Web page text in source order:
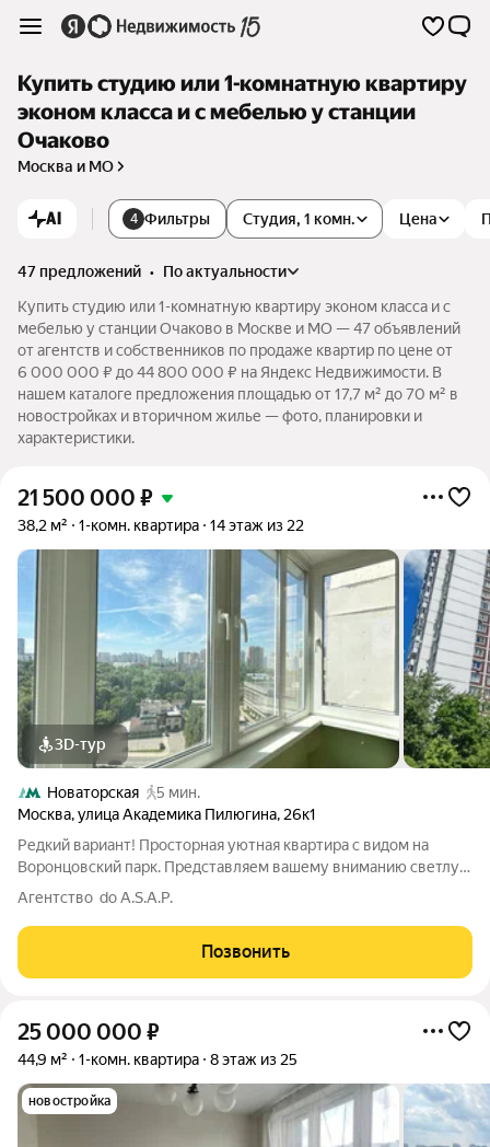
Купить студию или 1-комнатную квартиру
эконом класса и с мебелью у станции
Очаково
Москва и МО
AI 4 Фильтры Студия, 1 комн. Цена
47 предложений •
по актуальности
Купить студию или 1-комнатную квартиру эконом класса и с
мебелью у станции Очаково в Москве и МО — 47 объявлений
от агентств и собственников по продаже квартир по цене от
6 000 000 ₽ до 44 800 000 ₽ на Яндекс Недвижимости. В
нашем каталоге предложения площадью от 17,7 м² до 70 м² в
новостройках и вторичном жилье — фото, планировки и
характеристики.
21 500 000 ₽
38,2 м² 1-комн. квартира 14 этаж из 22
3D-тур
Новаторская
5 мин.
Москва,улица Академика Пилюгина, 26к1
Редкий вариант! Просторная уютная квартира с видом на
Воронцовский парк. Представляем вашему вниманию светлую
и теплую 1-комнатную квартиру в экологически чистом
панорамный вид на Воронцовский парк
Агентство do A.S.A.P.
Позвонить
25 000 000 ₽
44,9 м² 1-комн. квартира 8 этаж из 25
новостройка